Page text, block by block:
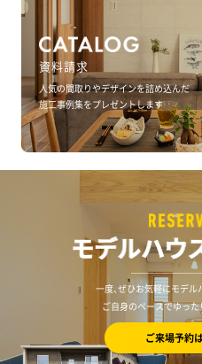
資料請求
人気の間取りやデザインを詰め込んだ
施工事例集をプレゼントします
一度、ぜひお気軽にモデル
ご自身のペースでゆっ
ご来場予約